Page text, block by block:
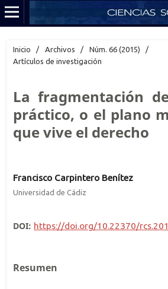
Inicio / Archivos / Núm. 66 (2015)
/
Artículos de investigación
La fragmentación
práctico, o el plano
que vive el derecho
Francisco Carpintero Benítez
Universidad de Cádiz
DOI: https://doi.org/10.22370/
Resumen